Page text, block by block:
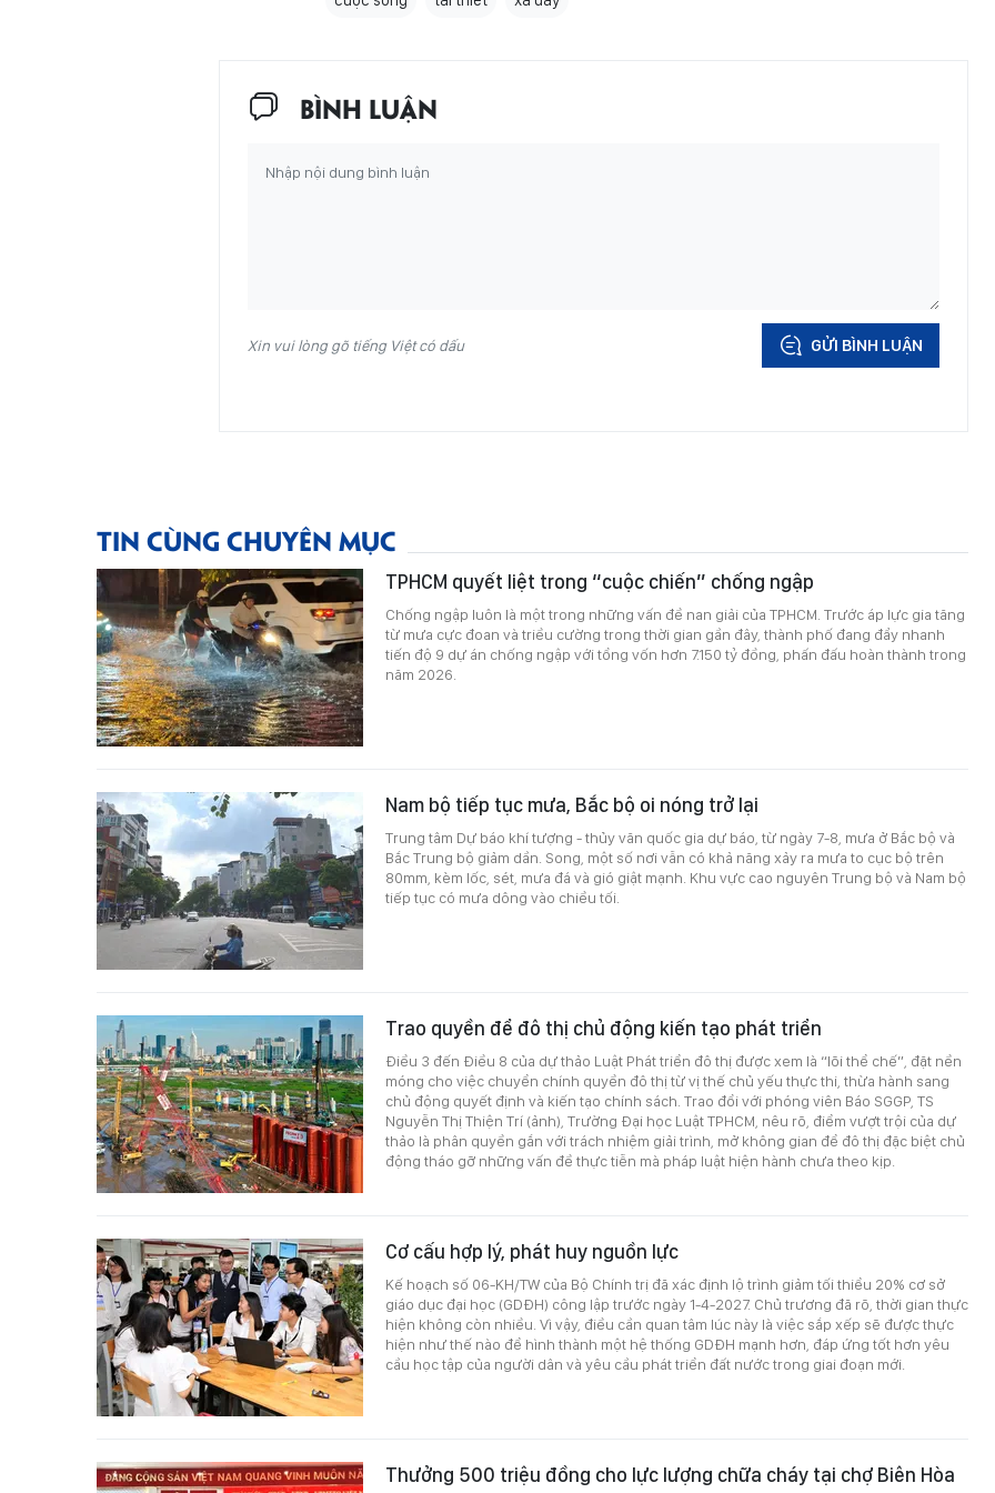
BÌNH LUẬN
Xin vui lòng gõ tiếng Việt có dấu GỬI BÌNH LUẬN
TIN CÙNG CHUYÊN MỤC
TPHCM quyết liệt trong “cuộc chiến” chống ngập
Chống ngập luôn là một trong những vấn đề nan giải của TPHCM. Trước áp lực gia tăng
từ mưa cực đoan và triều cường trong thời gian gần đây, thành phố đang đẩy nhanh
tiến độ 9 dự án chống ngập với tổng vốn hơn 7.150 tỷ đồng, phấn đấu hoàn thành trong
năm 2026.
Nam bộ tiếp tục mưa, Bắc bộ oi nóng trở lại
Trung tâm Dự báo khí tượng - thủy văn quốc gia dự báo, từ ngày 7-8, mưa ở Bắc bộ và
Bắc Trung bộ giảm dần. Song, một số nơi vẫn có khả năng xảy ra mưa to cục bộ trên
80mm, kèm lốc, sét, mưa đá và gió giật mạnh. Khu vực cao nguyên Trung bộ và Nam bộ
tiếp tục có mưa dông vào chiều tối.
Trao quyền để đô thị chủ động kiến tạo phát triển
Điều 3 đến Điều 8 của dự thảo Luật Phát triển đô thị được xem là “lõi thể chế”, đặt nền
móng cho việc chuyển chính quyền đô thị từ vị thế chủ yếu thực thi, thừa hành sang
chủ động quyết định và kiến tạo chính sách. Trao đổi với phóng viên Báo SGGP, TS
Nguyễn Thị Thiện Trí (ảnh), Trường Đại học Luật TPHCM, nêu rõ, điểm vượt trội của dự
thảo là phân quyền gắn với trách nhiệm giải trình, mở không gian để đô thị đặc biệt chủ
động tháo gỡ những vấn đề thực tiễn mà pháp luật hiện hành chưa theo kịp.
Cơ cấu hợp lý, phát huy nguồn lực
Kế hoạch số 06-KH/TW của Bộ Chính trị đã xác định lộ trình giảm tối thiểu 20% cơ sở
giáo dục đại học (GDĐH) công lập trước ngày 1-4-2027. Chủ trương đã rõ, thời gian thực
hiện không còn nhiều. Vì vậy, điều cần quan tâm lúc này là việc sắp xếp sẽ được thực
hiện như thế nào để hình thành một hệ thống GDĐH mạnh hơn, đáp ứng tốt hơn yêu
cầu học tập của người dân và yêu cầu phát triển đất nước trong giai đoạn mới.
Thưởng 500 triệu đồng cho lực lượng chữa cháy tại chợ Biên Hòa